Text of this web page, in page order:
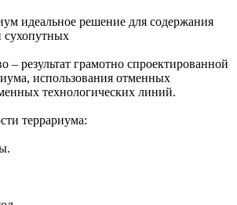
идеальное решение для содержания
– результат грамотно спроектированной
использования отменных
технологических линий.
террариума: